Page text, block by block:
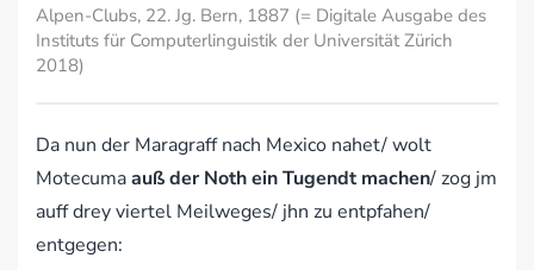
Alpen-Clubs, 22. Jg. Bern, 1887 (= Digitale Ausgabe des
Instituts für Computerlinguistik der Universität Zürich
2018)
Da nun der Maragraff nach Mexico nahet/ wolt
Motecumaauß der Noth ein Tugendt machen/ zog jm
auff drey viertel Meilweges/ jhn zu entpfahen/
entgegen: